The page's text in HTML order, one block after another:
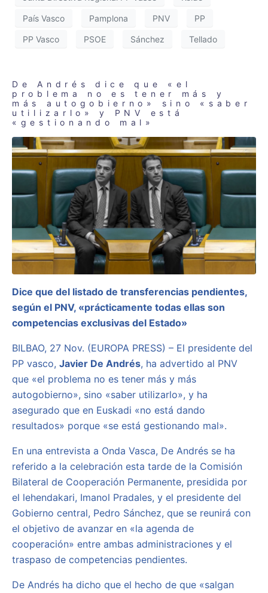
País Vasco Pamplona PNV PP
PP Vasco PSOE Sánchez Tellado
De Andrés dice que «el
problema no es tener más y
más autogobierno» sino «saber
utilizarlo» y PNV está
«gestionando mal»
Dice que del listado de transferencias pendientes,
según el PNV, «prácticamente todas ellas son
competencias exclusivas del Estado»
BILBAO, 27 Nov. (EUROPA PRESS) – El presidente del
PP vasco, Javier De Andrés, ha advertido al PNV
que «el problema no es tener más y más
autogobierno», sino «saber utilizarlo», y ha
asegurado que en Euskadi «no está dando
resultados» porque «se está gestionando mal».
En una entrevista a Onda Vasca, De Andrés se ha
referido a la celebración esta tarde de la Comisión
Bilateral de Cooperación Permanente, presidida por
el lehendakari, Imanol Pradales, y el presidente del
Gobierno central, Pedro Sánchez, que se reunirá con
el objetivo de avanzar en «la agenda de
cooperación» entre ambas administraciones y el
traspaso de competencias pendientes.
De Andrés ha dicho que el hecho de que «salgan